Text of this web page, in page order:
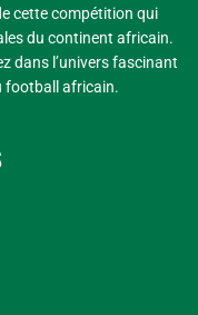
cette compétition qui
du continent africain.
dans l’univers fascinant
football africain.